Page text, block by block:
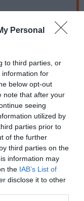
Personal
to third parties, or
information for
below opt-out
note that after your
seeing
utilized by
parties prior to
of the further
third parties on the
information may
the IAB’s List of
disclose it to other
Τέχνη και τον